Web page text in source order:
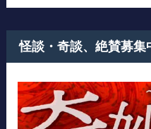
怪談・奇談、絶賛募集